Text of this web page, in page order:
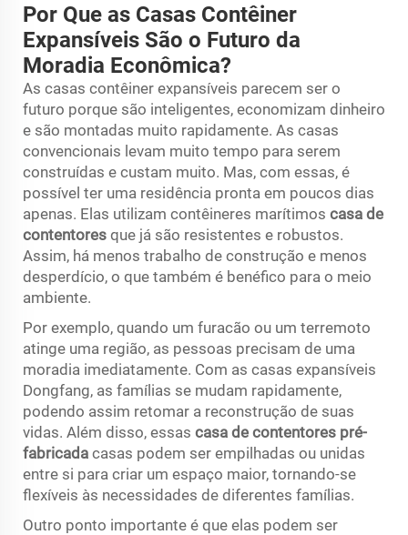
Por Que as Casas Contêiner
Expansíveis São o Futuro da
Moradia Econômica?
As casas contêiner expansíveis parecem ser o
futuro porque são inteligentes, economizam dinheiro
e são montadas muito rapidamente. As casas
convencionais levam muito tempo para serem
construídas e custam muito. Mas, com essas, é
possível ter uma residência pronta em poucos dias
apenas. Elas utilizam contêineres marítimos casa de
contentores que já são resistentes e robustos.
Assim, há menos trabalho de construção e menos
desperdício, o que também é benéfico para o meio
ambiente.
Por exemplo, quando um furacão ou um terremoto
atinge uma região, as pessoas precisam de uma
moradia imediatamente. Com as casas expansíveis
Dongfang, as famílias se mudam rapidamente,
podendo assim retomar a reconstrução de suas
vidas. Além disso, essas casa de contentores pré-
fabricada casas podem ser empilhadas ou unidas
entre si para criar um espaço maior, tornando-se
flexíveis às necessidades de diferentes famílias.
Outro ponto importante é que elas podem ser